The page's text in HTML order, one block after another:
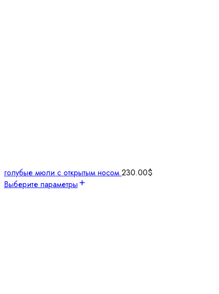
голубые мюли с открытым носом 230.00$
Выберите параметры